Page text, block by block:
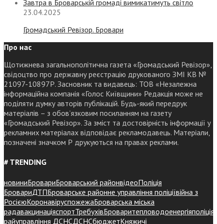
Завтра в Броварській громаді вимикатимуть світло
23.04.2025
Громадський Ревізор. Бровари
Про нас
Щотижнева загальнополітична газета «Громадський Ревізор»,
свідоцтво про державну реєстрацію друкованого ЗМІ КВ №
21097-10897Р. Засновник та видавець: ТОВ «Незалежна
інформаційна компанія «Голос Київщини» Редакція може не
поділяти думку авторів публікацій. Будь-який передрук
матеріалів – з обов’язковим посиланням на газету
«Громадський Ревізор». За зміст та достовірність інформації у
рекламних матеріалах відповідає рекламодавець. Матеріали,
позначені значком Р друкуються на правах реклами.
# TRENDING
новиниБровариБроварський районвідеоПоліція
БровариДТПБроварське районне управління поліціївійна з
РосієюКоронавіруспожежаБроварська міська
радавакцинаціяспортТребухівБроваритепловодоенергіяполіція
райуправління ДСНСДСНСбюджетКняжичі